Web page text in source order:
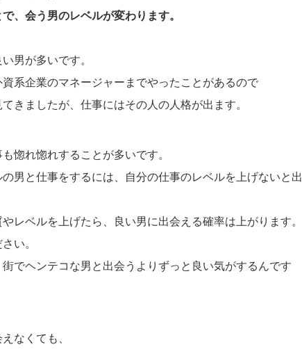
、会う男のレベルが変わります。
男が多いです。
系企業のマネージャーまでやったことがあるので
きましたが、仕事にはその人の人格が出ます。
惚れ惚れすることが多いです。
男と仕事をするには、自分の仕事のレベルを上げないと出
レベルを上げたら、良い男に出会える確率は上がります。
い。
でヘンテコな男と出会うよりずっと良い気がするんです
なくても、